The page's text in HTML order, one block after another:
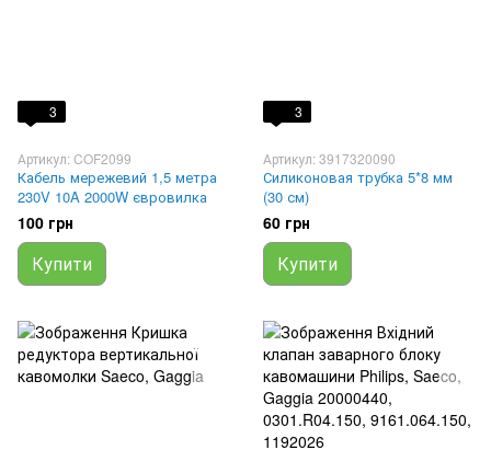
3
Артикул: COF2099
Кабель мережевий 1,5 метра
230V 10A 2000W євровилка
100 грн
Купити
3
Артикул: 3917320090
Силиконовая трубка 5*8 мм
(30 см)
60 грн
Купити